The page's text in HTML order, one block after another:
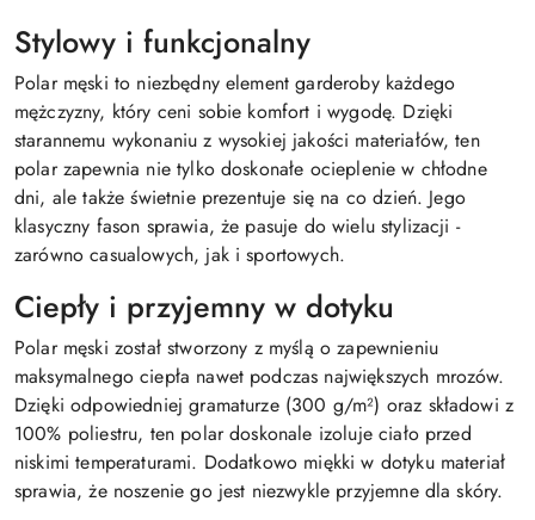
Stylowy i funkcjonalny
Polar męski to niezbędny element garderoby każdego
mężczyzny, który ceni sobie komfort i wygodę. Dzięki
starannemu wykonaniu z wysokiej jakości materiałów, ten
polar zapewnia nie tylko doskonałe ocieplenie w chłodne
dni, ale także świetnie prezentuje się na co dzień. Jego
klasyczny fason sprawia, że pasuje do wielu stylizacji -
zarówno casualowych, jak i sportowych.
Ciepły i przyjemny w dotyku
Polar męski został stworzony z myślą o zapewnieniu
maksymalnego ciepła nawet podczas największych mrozów.
Dzięki odpowiedniej gramaturze (300 g/m²) oraz składowi z
100% poliestru, ten polar doskonale izoluje ciało przed
niskimi temperaturami. Dodatkowo miękki w dotyku materiał
sprawia, że noszenie go jest niezwykle przyjemne dla skóry.